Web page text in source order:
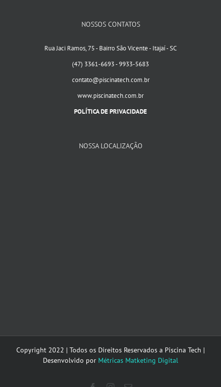
NOSSOS CONTATOS
Rua Jaci Ramos, 75 - Bairro São Vicente - Itajaí - SC
(47) 3361-6693 - 9933-5683
contato@piscinatech.com.br
www.piscinatech.com.br
POLÍTICA DE PRIVACIDADE
NOSSA LOCALIZAÇÃO
Copyright 2022 | Todos os Direitos Reservados a Piscina Tech |
Desenvolvido por Métricas Matketing Digital